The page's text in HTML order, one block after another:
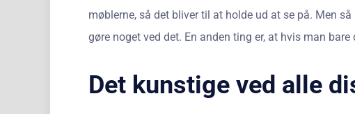
møblerne, så det bliver til at holde ud at se på. Men
gøre noget ved det. En anden ting er, at hvis man
Det kunstige ved alle